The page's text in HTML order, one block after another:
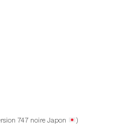
747 noire Japon )